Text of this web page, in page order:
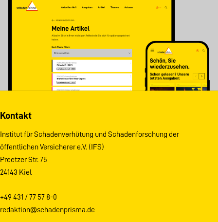
Kontakt
Institut für Schadenverhütung und Schadenforschung der
öffentlichen Versicherer e.V. (IFS)
Preetzer Str. 75
24143 Kiel
+49 431 / 77 57 8-0
redaktion@schadenprisma.de